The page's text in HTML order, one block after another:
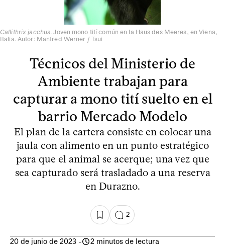
Callithrix jacchus. Joven mono tití común en la Haus des Meeres, en Viena,
Italia. Autor: Manfred Werner / Tsui
Técnicos del Ministerio de
Ambiente trabajan para
capturar a mono tití suelto en el
barrio Mercado Modelo
El plan de la cartera consiste en colocar una
jaula con alimento en un punto estratégico
para que el animal se acerque; una vez que
sea capturado será trasladado a una reserva
en Durazno.
2
20 de junio de 2023 - 2 minutos de lectura